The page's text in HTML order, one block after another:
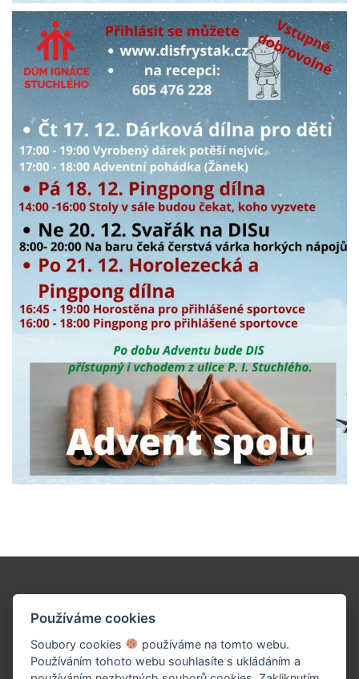
Podpořte naše dílo!
Používáme cookies
Soubory cookies
používáme na tomto webu.
Používáním tohoto webu souhlasíte s ukládáním a